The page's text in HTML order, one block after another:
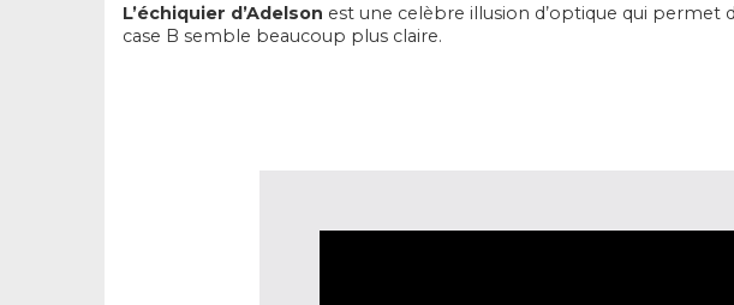
L’échiquier d’Adelson est une celèbre illusion d’optique qui permet
case B semble beaucoup plus claire.